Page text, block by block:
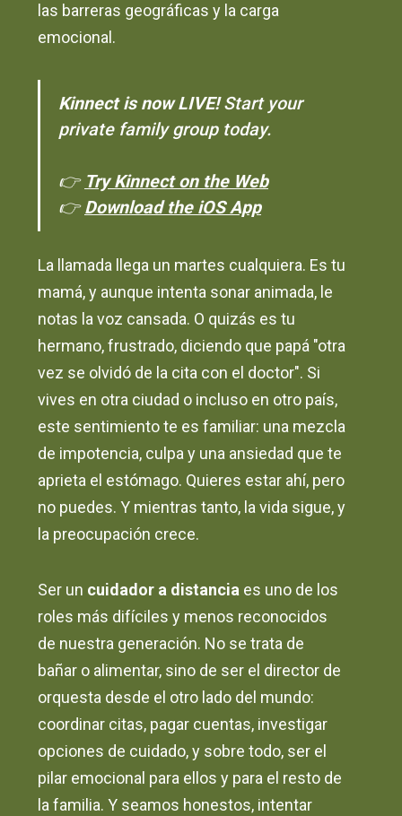
las barreras geográficas y la carga
emocional.
Kinnect is now LIVE!Start your
private family group today.
👉 Try Kinnect on the Web
👉Download the iOS App
La llamada llega un martes cualquiera. Es tu
mamá, y aunque intenta sonar animada, le
notas la voz cansada. O quizás es tu
hermano, frustrado, diciendo que papá "otra
vez se olvidó de la cita con el doctor". Si
vives en otra ciudad o incluso en otro país,
este sentimiento te es familiar: una mezcla
de impotencia, culpa y una ansiedad que te
aprieta el estómago. Quieres estar ahí, pero
no puedes. Y mientras tanto, la vida sigue, y
la preocupación crece.
Ser un cuidador a distancia es uno de los
roles más difíciles y menos reconocidos
de nuestra generación. No se trata de
bañar o alimentar, sino de ser el director de
orquesta desde el otro lado del mundo:
coordinar citas, pagar cuentas, investigar
opciones de cuidado, y sobre todo, ser el
pilar emocional para ellos y para el resto de
la familia. Y seamos honestos, intentar